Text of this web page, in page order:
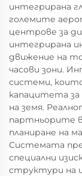
интегрирана
големите
центрове за
интегрирана
движение на
часови зони.
системи,
капацитета
на земя.
партньорите
планиране на
Системата
специални
структури на